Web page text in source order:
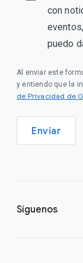
con
puedo
Al enviar este
y entiendo que la
de Privacidad de
Enviar
Síguenos